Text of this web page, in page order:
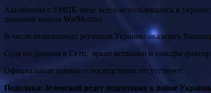
Авиабомбы с УМПК чаще всего использовались в
данными канала WarMonitor.
В числе атакованных регионов Украины оказалась
Судя по данным в Сети, яркие вспышки и пожары
Официальные данные о последствиях отсутствуют.
Подоляка: Зеленский ведет подготовку к войне